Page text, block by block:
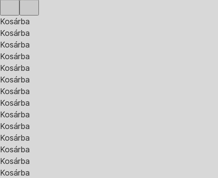
Kosárba
Kosárba
Kosárba
Kosárba
Kosárba
Kosárba
Kosárba
Kosárba
Kosárba
Kosárba
Kosárba
Kosárba
Kosárba
Kosárba